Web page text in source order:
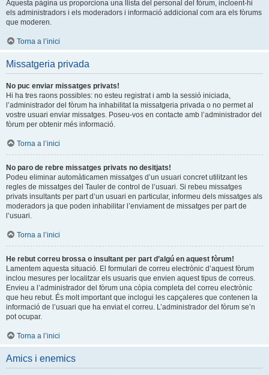
Aquesta pàgina us proporciona una llista del personal del fòrum, incloent-hi
els administradors i els moderadors i informació addicional com ara els fòrums
que moderen.
Torna a l’inici
Missatgeria privada
No puc enviar missatges privats!
Hi ha tres raons possibles: no esteu registrat i amb la sessió iniciada,
l’administrador del fòrum ha inhabilitat la missatgeria privada o no permet al
vostre usuari enviar missatges. Poseu-vos en contacte amb l’administrador del
fòrum per obtenir més informació.
Torna a l’inici
No paro de rebre missatges privats no desitjats!
Podeu eliminar automàticamen missatges d’un usuari concret utilitzant les
regles de missatges del Tauler de control de l’usuari. Si rebeu missatges
privats insultants per part d’un usuari en particular, informeu dels missatges als
moderadors ja que poden inhabilitar l’enviament de missatges per part de
l’usuari.
Torna a l’inici
He rebut correu brossa o insultant per part d’algú en aquest fòrum!
Lamentem aquesta situació. El formulari de correu electrònic d’aquest fòrum
inclou mesures per localitzar els usuaris que envien aquest tipus de correus.
Envieu a l’administrador del fòrum una còpia completa del correu electrònic
que heu rebut. És molt important que inclogui les capçaleres que contenen la
informació de l’usuari que ha enviat el correu. L’administrador del fòrum se’n
pot ocupar.
Torna a l’inici
Amics i enemics